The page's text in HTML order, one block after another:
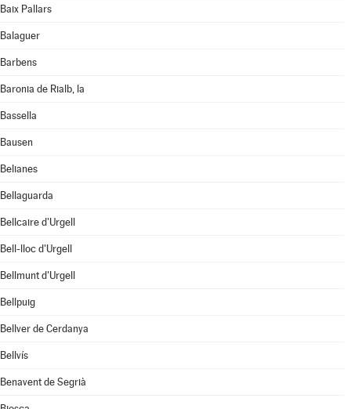
Baix Pallars
Balaguer
Barbens
Baronia de Rialb, la
Bassella
Bausen
Belianes
Bellaguarda
Bellcaire d'Urgell
Bell-lloc d'Urgell
Bellmunt d'Urgell
Bellpuig
Bellver de Cerdanya
Bellvís
Benavent de Segrià